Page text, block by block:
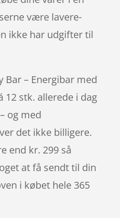
være lavere-
ikke har udgifter til
Bar – Energibar med
12 stk. allerede i dag
og med
det ikke billigere.
end kr. 299 så
at få sendt til din
i købet hele 365